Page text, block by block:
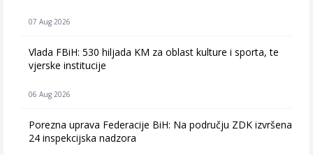
07 Aug 2026
Vlada FBiH: 530 hiljada KM za oblast kulture i sporta, te
vjerske institucije
06 Aug 2026
Porezna uprava Federacije BiH: Na području ZDK izvršena
24 inspekcijska nadzora